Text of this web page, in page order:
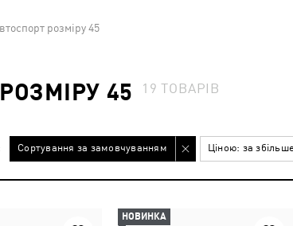
розміру 45
45 19ТОВАРІВ
Сортування за замовчуванням Ціною: за
НОВИНКА